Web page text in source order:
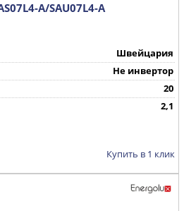
A/SAU07L4-A
Швейцария
Не инвертор
20
2,1
Купить в 1 клик